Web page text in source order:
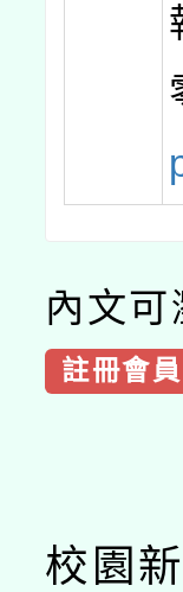
內文可
註冊會員
校園